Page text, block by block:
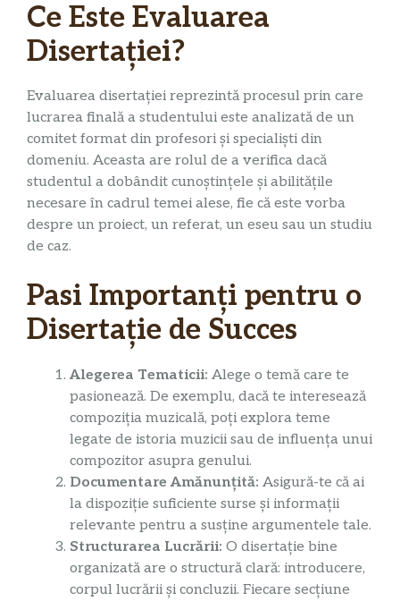
Ce Este Evaluarea
Disertației?
Evaluarea disertației reprezintă procesul prin care
lucrarea finală a studentului este analizată de un
comitet format din profesori și specialiști din
domeniu. Aceasta are rolul de a verifica dacă
studentul a dobândit cunoștințele și abilitățile
necesare în cadrul temei alese, fie că este vorba
despre un proiect, un referat, un eseu sau un studiu
de caz.
Pasi Importanți pentru o
Disertație de Succes
Alegerea Tematicii: Alege o temă care te
pasionează. De exemplu, dacă te interesează
compoziția muzicală, poți explora teme
legate de istoria muzicii sau de influența unui
compozitor asupra genului.
Documentare Amănunțită: Asigură-te că ai
la dispoziție suficiente surse și informații
relevante pentru a susține argumentele tale.
Structurarea Lucrării: O disertație bine
organizată are o structură clară: introducere,
corpul lucrării și concluzii. Fiecare secțiune